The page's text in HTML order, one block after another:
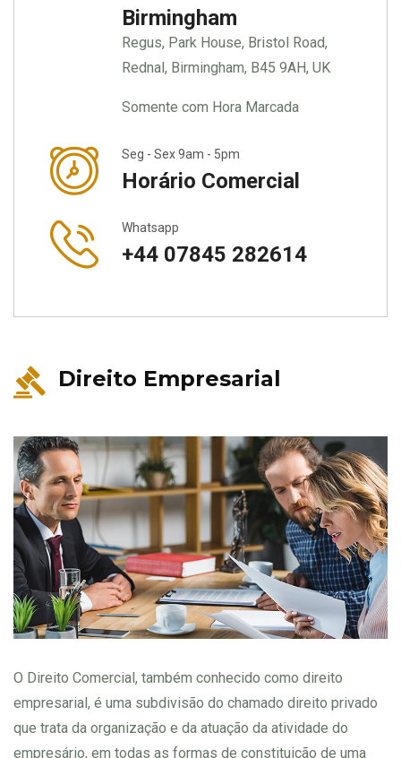
Birmingham
Regus, Park House, Bristol Road,
Rednal, Birmingham, B45 9AH, UK
Somente com Hora Marcada
Seg - Sex 9am - 5pm
Horário Comercial
Whatsapp
+44 07845 282614
Direito Empresarial
O Direito Comercial, também conhecido como direito
empresarial, é uma subdivisão do chamado direito privado
que trata da organização e da atuação da atividade do
empresário, em todas as formas de constituição de uma